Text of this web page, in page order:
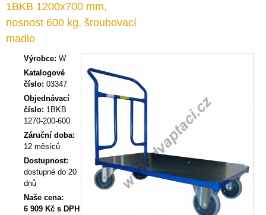
1BKB 1200x700 mm,
nosnost 600 kg, šroubovací
madlo
Výrobce: W
Katalogové
číslo: 03347
Objednávací
číslo: 1BKB
1270-200-600
Záruční doba:
12 měsíců
Dostupnost:
dostupné do 20
dnů
Naše cena:
6 909 Kč s DPH